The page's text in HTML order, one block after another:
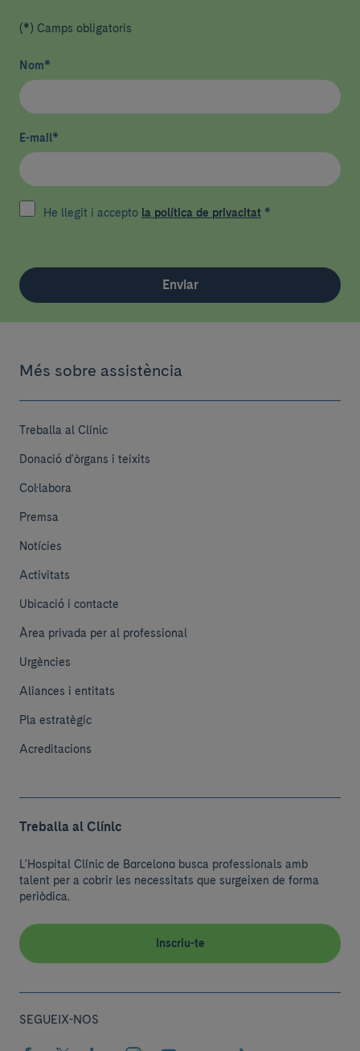
(*) Camps obligatoris
Nom*
E-mail*
He llegit i accepto la política de privacitat *
Enviar
Més sobre assistència
Treballa al Clínic
Donació d'òrgans i teixits
Col·labora
Premsa
Notícies
Activitats
Ubicació i contacte
Àrea privada per al professional
Urgències
Aliances i entitats
Pla estratègic
Acreditacions
Treballa al Clínic
L'Hospital Clínic de Barcelona busca professionals amb
talent per a cobrir les necessitats que surgeixen de forma
periòdica.
Inscriu-te
SEGUEIX-NOS